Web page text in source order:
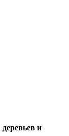
и